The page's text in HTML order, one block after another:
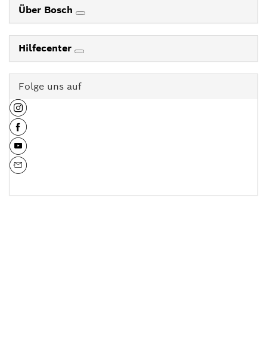
Über Bosch
Hilfecenter
Folge uns auf